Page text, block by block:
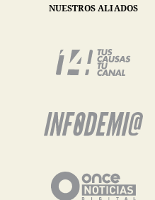
NUESTROS ALIADOS